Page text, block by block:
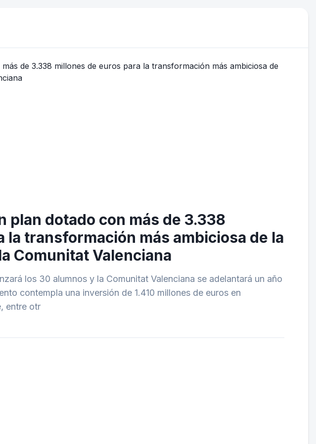
plan dotado con más de 3.338
la transformación más ambiciosa de la
Comunitat Valenciana
los 30 alumnos y la Comunitat Valenciana se adelantará un año
contempla una inversión de 1.410 millones de euros en
entre otr